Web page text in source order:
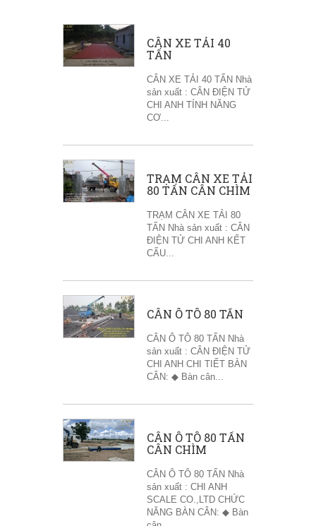
CÂN XE TẢI 40
TẤN
CÂN XE TẢI 40 TẤN Nhà
sản xuất : CÂN ĐIỆN TỬ
CHI ANH TÍNH NĂNG
CƠ...
TRẠM CÂN XE TẢI
80 TẤN CÂN CHÌM
TRẠM CÂN XE TẢI 80
TẤN Nhà sản xuất : CÂN
ĐIỆN TỬ CHI ANH KẾT
CẤU...
CÂN Ô TÔ 80 TẤN
CÂN Ô TÔ 80 TẤN Nhà
sản xuất : CÂN ĐIỆN TỬ
CHI ANH CHI TIẾT BÀN
CÂN: ◆ Bàn cân...
CÂN Ô TÔ 80 TẤN
CÂN CHÌM
CÂN Ô TÔ 80 TẤN Nhà
sản xuất : CHI ANH
SCALE CO.,LTD CHỨC
NĂNG BÀN CÂN: ◆ Bàn